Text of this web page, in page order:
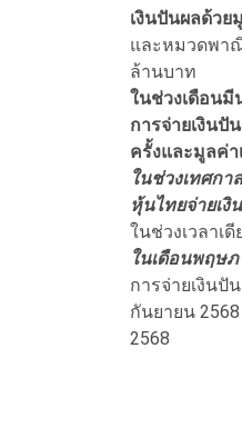
เงินปันผลด้วย
และหมวดพา
ล้านบาท
ในช่วงเดือนมี
การจ่ายเงิน
ครั้งและมูลค่า
ในช่วงเทศก
หุ้นไทยจ่ายเงิ
ในช่วงเวลาเ
ในเดือนพฤษ
การจ่ายเงินปั
กันยายน
2568